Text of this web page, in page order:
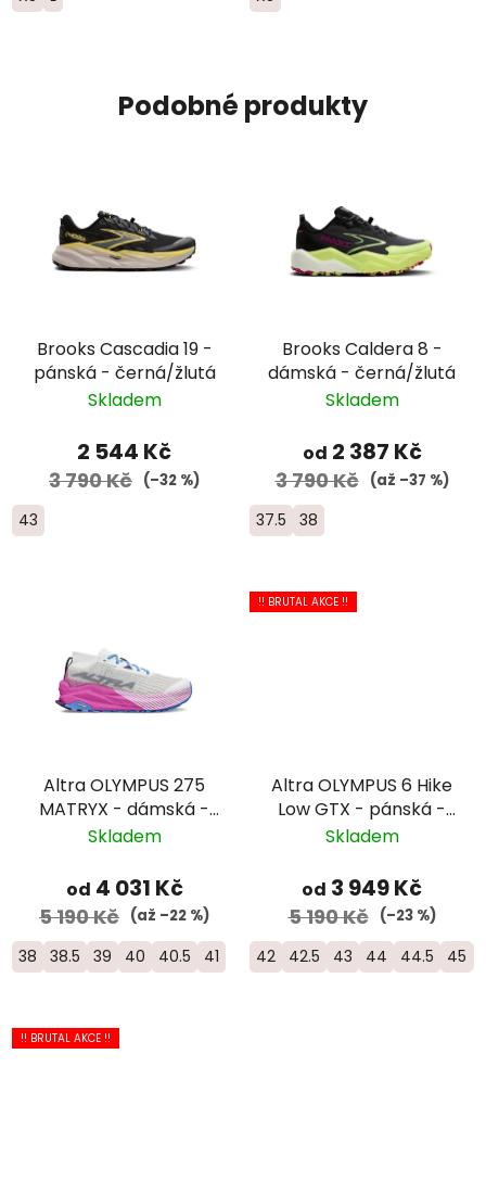
Podobné produkty
Brooks Cascadia 19 -
pánská - černá/žlutá
Skladem
2 544 Kč
3 790 Kč (–32 %)
43
Brooks Caldera 8 -
dámská - černá/žlutá
Skladem
od 2 387 Kč
3 790 Kč (až –37 %)
37.5 38
Altra OLYMPUS 275
MATRYX - dámská -
bílá/růžová
Skladem
od 4 031 Kč
5 190 Kč (až –22 %)
38 38.5 39 40 40.5 41
!! BRUTAL AKCE !!
Altra OLYMPUS 6 Hike
Low GTX - pánská -
zelená
Skladem
od 3 949 Kč
5 190 Kč (–23 %)
42 42.5 43 44 44.5 45
!! BRUTAL AKCE !!